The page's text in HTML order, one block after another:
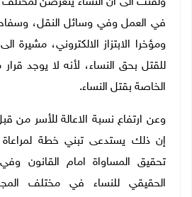
في العمل وفي وسائل النقل، وسفاح
ومؤخرا الابتزاز الالكتروني، مشيرة
للقتل بحق النساء، لأنه لا يوجد
الخاصة بقتل النساء.
وعن ارتفاع نسبة الاعالة للأسر من
إن ذلك يستدعى تبني خطة لمراعاة
تحقيق المساواة امام القانون
الحقيقي للنساء في مختلف